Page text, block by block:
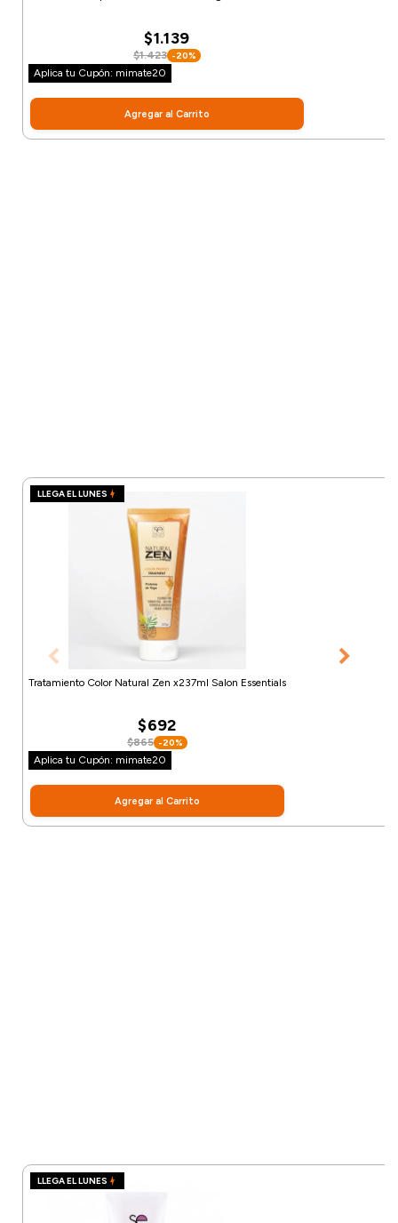
$1.139
$1.423 -20%
Aplica tu Cupón: mimate20
Agregar al Carrito
LLEGA EL LUNES
Tratamiento Color Natural Zen x237ml Salon Essentials
$692
$865 -20%
Aplica tu Cupón: mimate20
Agregar al Carrito
LLEGA EL LUNES